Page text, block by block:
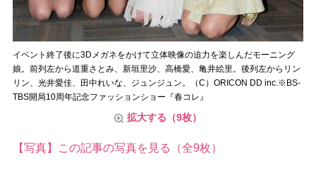
イベント終了後に3Dメガネをかけて立体映像の迫力を楽しんだモーニング
娘。前列左から道重さとみ、新垣里沙、高橋愛、亀井絵里。後列左からリン
リン、光井愛佳、田中れいな、ジュンジュン。（C）ORICON DD inc.※BS-
TBS開局10周年記念ファッションショー『春コレ』
拡大する（9枚）
【写真】この記事の写真を見る（全9枚）